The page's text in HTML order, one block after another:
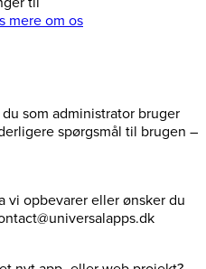
mere om os
som administrator bruger
spørgsmål til brugen –
vi opbevarer eller ønsker du